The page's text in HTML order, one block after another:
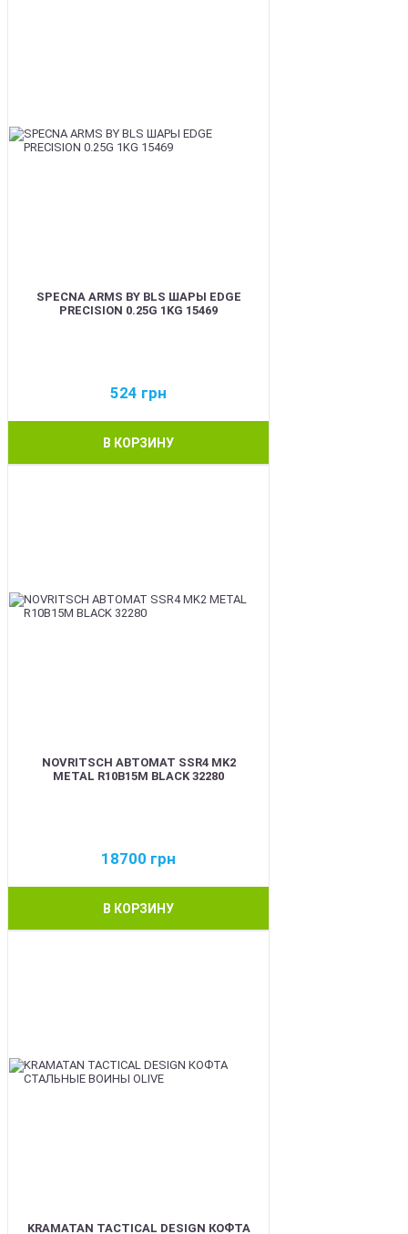
SPECNA ARMS BY BLS ШАРЫ EDGE
PRECISION 0.25G 1KG 15469
524 грн
В КОРЗИНУ
NOVRITSCH АВТОМАТ SSR4 MK2
METAL R10B15M BLACK 32280
18700 грн
В КОРЗИНУ
KRAMATAN TACTICAL DESIGN КОФТА